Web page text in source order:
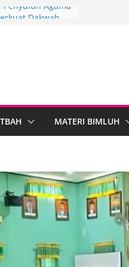
Penyuluh Agama
Penyuluh
Brebes
Implementasi
Standarkan
MATERI BIMLUH